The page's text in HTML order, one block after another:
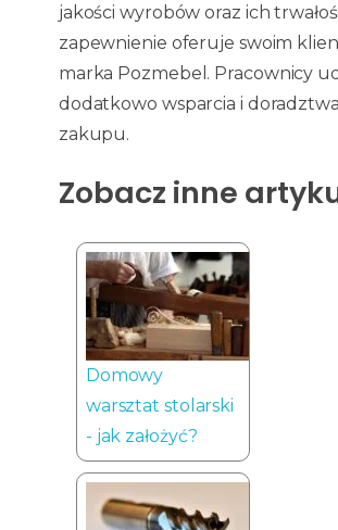
jakości wyrobów oraz ich
zapewnienie oferuje swoim
marka Pozmebel. Pracownicy
dodatkowo wsparcia i
zakupu.
Zobacz inne
Domowy
warsztat stolarski
- jak założyć?